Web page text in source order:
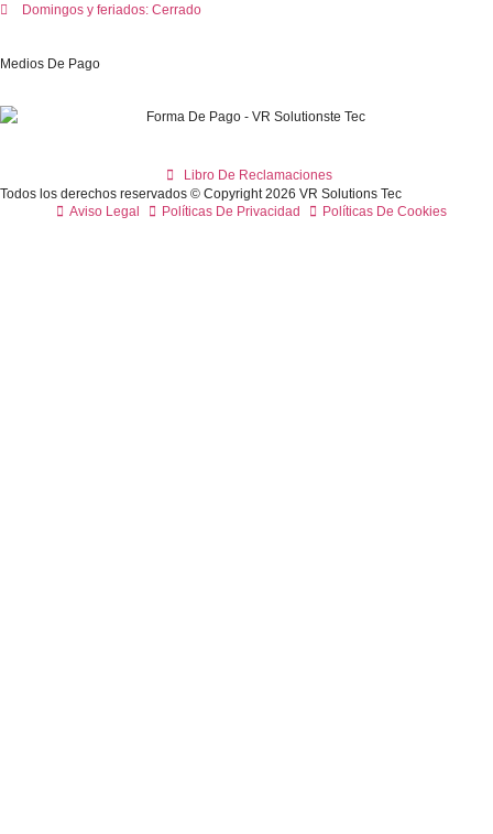
Domingos y feriados: Cerrado
Medios De Pago
Libro De Reclamaciones
Todos los derechos reservados © Copyright 2026 VR Solutions Tec
Aviso Legal
Políticas De Privacidad Políticas De Cookies